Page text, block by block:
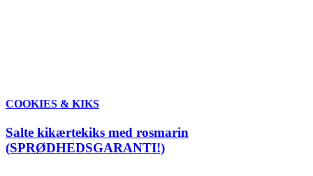
COOKIES & KIKS
Salte kikærtekiks med rosmarin
(SPRØDHEDSGARANTI!)